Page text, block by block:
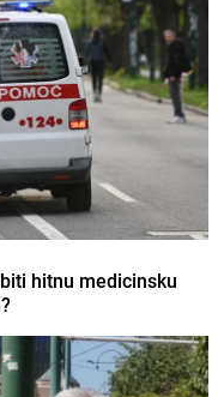
hitnu medicinsku